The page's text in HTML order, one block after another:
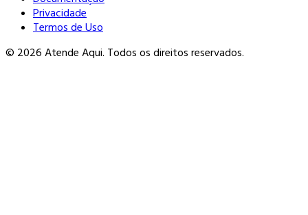
Privacidade
Termos de Uso
© 2026 Atende Aqui. Todos os direitos reservados.